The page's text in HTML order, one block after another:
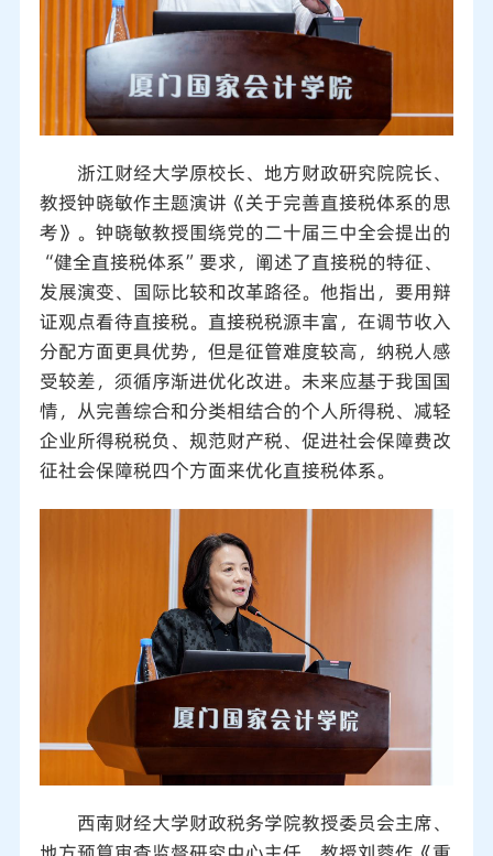
浙江财经大学原校长、地方财政研究院院长、
教授钟晓敏作主题演讲《关于完善直接税体系的思
考》。钟晓敏教授围绕党的二十届三中全会提出的
“健全直接税体系”要求，阐述了直接税的特征、
发展演变、国际比较和改革路径。他指出，要用辩
证观点看待直接税。直接税税源丰富，在调节收入
分配方面更具优势，但是征管难度较高，纳税人感
受较差，须循序渐进优化改进。未来应基于我国国
情，从完善综合和分类相结合的个人所得税、减轻
企业所得税税负、规范财产税、促进社会保障费改
征社会保障税四个方面来优化直接税体系。
西南财经大学财政税务学院教授委员会主席、